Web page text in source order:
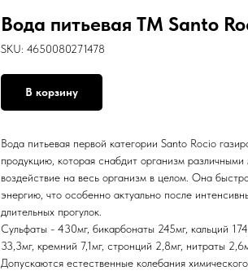
Вода питьевая ТМ Santo
SKU: 4650080271478
В корзину
Вода питьевая первой категории Santo Rocio
продукцию, которая снабдит организм
воздействие на весь организм в целом. Она
энергию, что особенно актуально после
длительных прогулок.
Сульфаты - 430мг, бикарбонаты 245мг, кальций
33,3мг, кремний 7,1мг, стронций 2,8мг, нитраты
Допускаются естественные колебания